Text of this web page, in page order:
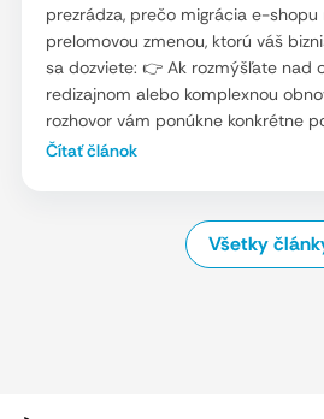
prezrádza, prečo migrácia e-
prelomovou zmenou, ktorú váš
sa dozviete: 👉 Ak rozmýšľate nad
redizajnom alebo komplexnou
rozhovor vám ponúkne konkrétne
Čítať článok
Všetky